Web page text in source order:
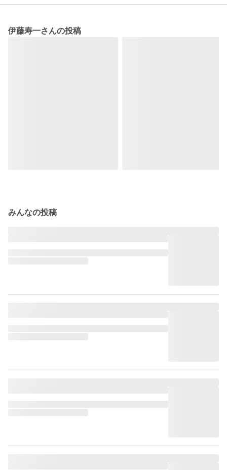
伊藤寿一さんの投稿
みんなの投稿